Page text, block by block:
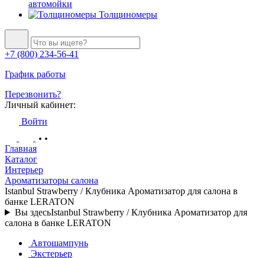
автомойки
Толщиномеры
+7 (800) 234-56-41
График работы
Перезвонить?
Личный кабинет:
Войти
Главная
Каталог
Интерьер
Ароматизаторы салона
Istanbul Strawberry / Клубника Ароматизатор для салона в
банке LERATON
Вы здесьIstanbul Strawberry / Клубника Ароматизатор для
салона в банке LERATON
Автошампунь
Экстерьер